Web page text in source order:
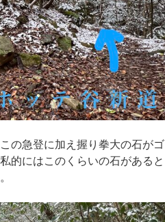
の急登に加え握り拳大の石がゴ
的にはこのくらいの石があると